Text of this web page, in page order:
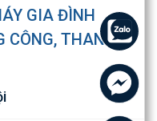
GIA ĐÌNH
CÔNG, THANH